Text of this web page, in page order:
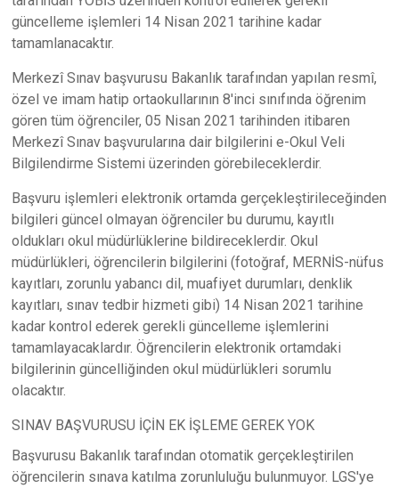
güncelleme işlemleri 14 Nisan 2021 tarihine kadar
tamamlanacaktır.
Merkezî Sınav başvurusu Bakanlık tarafından yapılan resmî,
özel ve imam hatip ortaokullarının 8'inci sınıfında öğrenim
gören tüm öğrenciler, 05 Nisan 2021 tarihinden itibaren
Merkezî Sınav başvurularına dair bilgilerini e-Okul Veli
Bilgilendirme Sistemi üzerinden görebileceklerdir.
Başvuru işlemleri elektronik ortamda gerçekleştirileceğinden
bilgileri güncel olmayan öğrenciler bu durumu, kayıtlı
oldukları okul müdürlüklerine bildireceklerdir. Okul
müdürlükleri, öğrencilerin bilgilerini (fotoğraf, MERNİS-nüfus
kayıtları, zorunlu yabancı dil, muafiyet durumları, denklik
kayıtları, sınav tedbir hizmeti gibi) 14 Nisan 2021 tarihine
kadar kontrol ederek gerekli güncelleme işlemlerini
tamamlayacaklardır. Öğrencilerin elektronik ortamdaki
bilgilerinin güncelliğinden okul müdürlükleri sorumlu
olacaktır.
SINAV BAŞVURUSU İÇİN EK İŞLEME GEREK YOK
Başvurusu Bakanlık tarafından otomatik gerçekleştirilen
öğrencilerin sınava katılma zorunluluğu bulunmuyor. LGS'ye